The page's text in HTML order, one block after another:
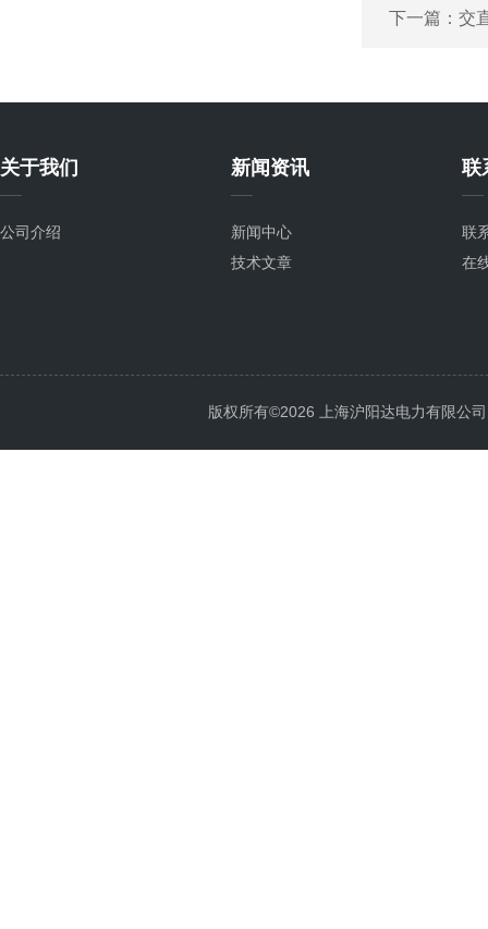
下一篇： 交
关于我们
公司介绍
新闻资讯
新闻中心
技术文章
联
联
在
版权所有©2026 上海沪阳达电力有限公